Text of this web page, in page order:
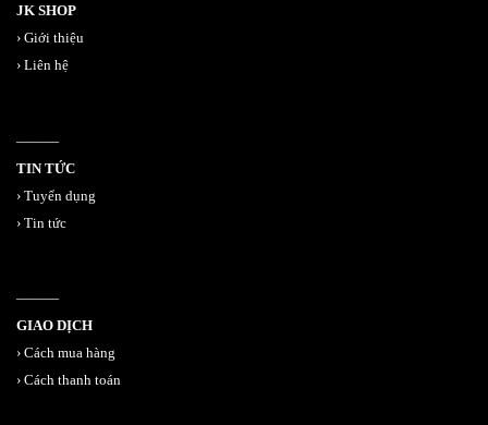
JK SHOP
› Giới thiệu
› Liên hệ
———
TIN TỨC
› Tuyển dụng
› Tin tức
———
GIAO DỊCH
› Cách mua hàng
› Cách thanh toán